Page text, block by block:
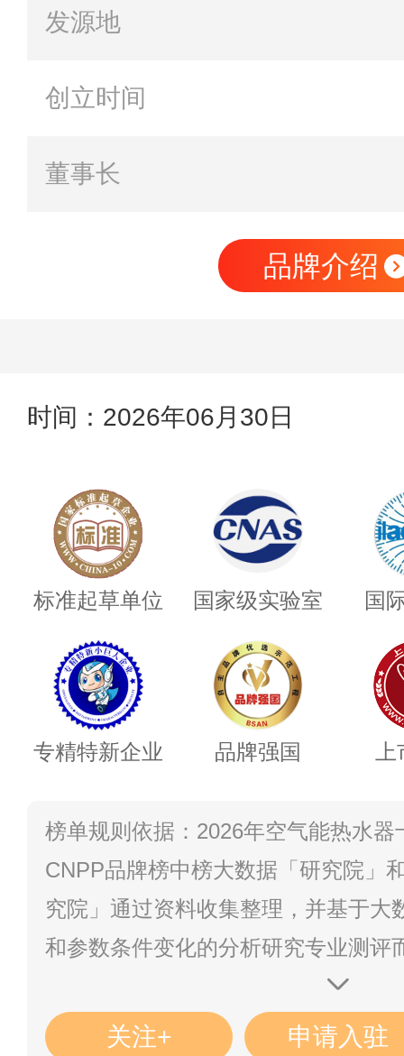
发源地
创立时间
董事长
品牌介绍
时间：2026年06月30日
标准起草单位 国家级实验室 国
专精特新企业 品牌强国
榜单规则依据：2026年空气能热水
CNPP品牌榜中榜大数据「研究院」
究院」通过资料收集整理，并基于大
和参数条件变化的分析研究专业测评
算、数据统计真实客观呈现的结果
悠久且客观公正的测评研究机构/大
关注+ 申请入驻